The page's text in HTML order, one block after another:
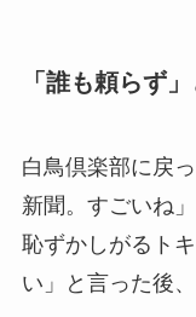
「誰も頼らず
白鳥倶楽部に戻
新聞。すごいね
恥ずかしがるト
い」と言った後